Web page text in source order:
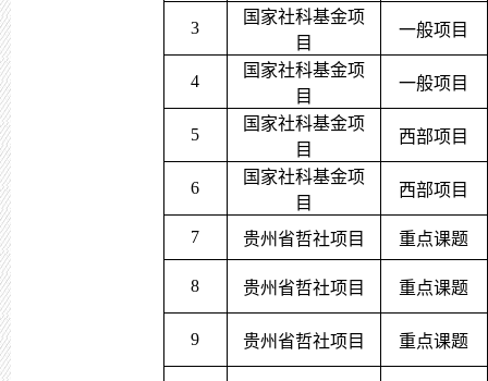
3
国家社科基金项
目
一般项目
4
国家社科基金项
目
一般项目
5
国家社科基金项
目
西部项目
6
国家社科基金项
目
西部项目
7 贵州省哲社项目 重点课题
8 贵州省哲社项目 重点课题
9 贵州省哲社项目 重点课题